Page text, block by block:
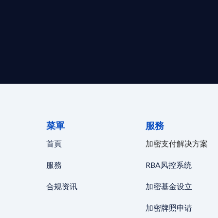
菜單
首頁
服務
合规资讯
服務
加密支付解决方案
RBA风控系统
加密基金设立
加密牌照申请